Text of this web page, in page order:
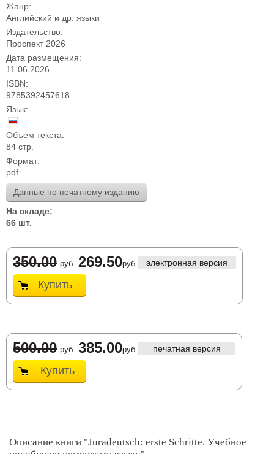
Жанр:
Английский и др. языки
Издательство:
Проспект 2026
Дата размещения:
11.06.2026
ISBN:
9785392457618
Язык:
Объем текста:
84 стр.
Формат:
pdf
Данные по печатному изданию
На складе:
66 шт.
350.00 руб. 269.50руб. электронная версия
Купить
500.00 руб. 385.00руб. печатная версия
Купить
Описание книги "Juradeutsch: erste Schritte. Учебное